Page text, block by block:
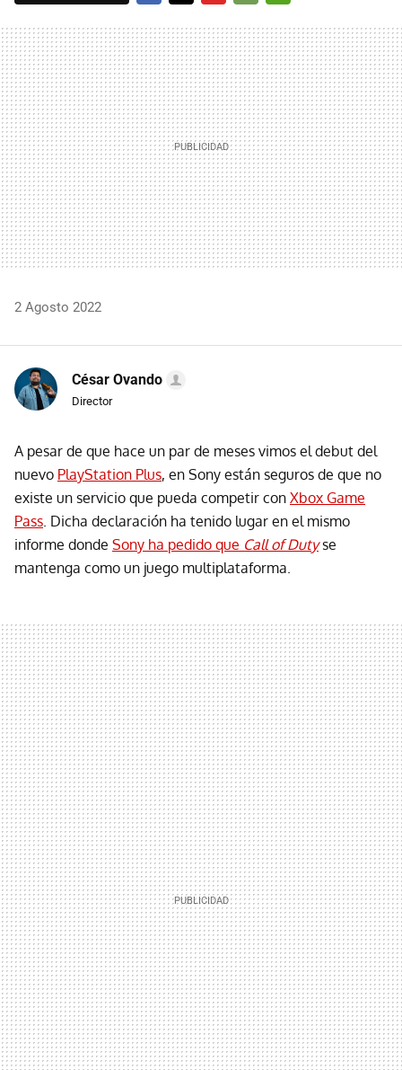
MAIL
2 Agosto 2022
César Ovando
Director
A pesar de que hace un par de meses vimos el debut del
nuevo PlayStation Plus, en Sony están seguros de que no
existe un servicio que pueda competir con Xbox Game
Pass . Dicha declaración ha tenido lugar en el mismo
informe donde Sony ha pedido que Call of Dutyse
mantenga como un juego multiplataforma.